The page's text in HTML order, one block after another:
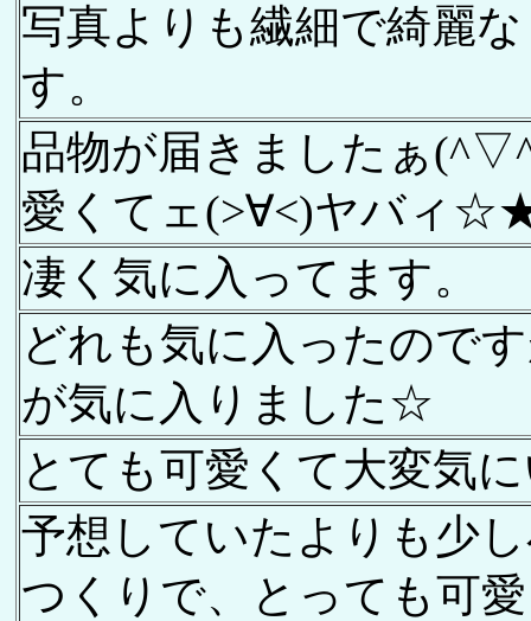
写真よりも繊細で綺麗
す。
品物が届きましたぁ
愛くてェ(>∀<)ヤバィ
凄く気に入ってます。
どれも気に入ったので
が気に入りました☆
とても可愛くて大変気
予想していたよりも少
つくりで、とっても可